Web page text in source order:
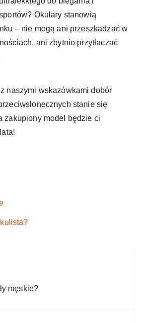
Okulary stanowią
– nie mogą ani przeszkadzać w
ani zbytnio przytłaczać
naszymi wskazówkami dobór
stanie się
zakupiony model będzie ci
męskie?